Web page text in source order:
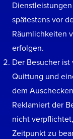
spätestens vor
Räumlichkeiten
erfolgen.
Der Besucher
Quittung und
dem
Reklamiert der
nicht
Zeitpunkt zu